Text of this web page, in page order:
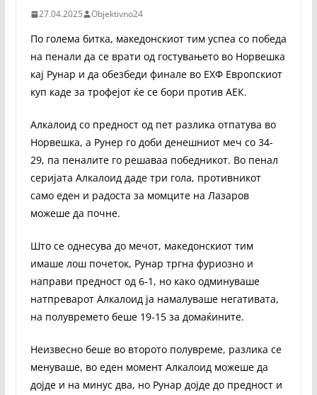
27.04.2025 Objektivno24
По голема битка, македонскиот тим успеа со победа
на пенали да се врати од гостувањето во Норвешка
кај Рунар и да обезбеди финале во ЕХФ Европскиот
куп каде за трофејот ќе се бори против АЕК.
Алкалоид со предност од пет разлика отпатува во
Норвешка, а Рунер го доби денешниот меч со 34-
29, па пеналите го решаваа победникот. Во пенал
серијата Алкалоид даде три гола, противникот
само еден и радоста за момците на Лазаров
можеше да почне.
Што се однесува до мечот, македонскиот тим
имаше лош почеток, Рунар тргна фуриозно и
направи предност од 6-1, но како одминуваше
натпреварот Алкалоид ја намалуваше негативата,
на полувремето беше 19-15 за домаќините.
Неизвесно беше во второто полувреме, разлика се
менуваше, во еден момент Алкалоид можеше да
дојде и на минус два, но Рунар дојде до предност и